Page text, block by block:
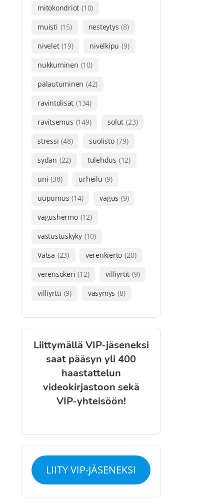
mitokondriot (10)
muisti (15) nesteytys (8)
nivelet (19) nivelkipu (9)
nukkuminen (10)
palautuminen (42)
ravintolisät (134)
ravitsemus (149) solut (23)
stressi (48) suolisto (79)
sydän (22) tulehdus (12)
uni (38) urheilu (9)
uupumus (14) vagus (9)
vagushermo (12)
vastustuskyky (10)
Vatsa (23) verenkierto (20)
verensokeri (12) villiyrtit (9)
villiyrtti (9) väsymys (8)
Liittymällä VIP-jäseneksi
saat pääsyn yli 400
haastattelun
videokirjastoon sekä
VIP-yhteisöön!
LIITY VIP-JÄSENEKSI